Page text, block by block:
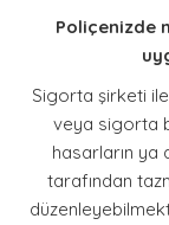
Poliçenizde
Sigorta şirketi
veya sigorta
hasarların ya
tarafından